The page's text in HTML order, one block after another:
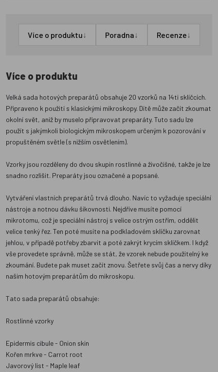
Více o produktu↓ Poradna↓ Recenze↓
Více o produktu
Velká sada hotových preparátů obsahuje 20 vzorků na 14ti sklíčcích.
Připraveno k použití s klasickými mikroskopy. Dítě může začít zkoumat
okolní svět, aniž by muselo připravovat preparáty. Tuto sadu lze
použít s jakýmkoli biologickým mikroskopem určeným k pozorování v
propuštěném světle (s nižším osvětlením).
Vzorky jsou rozděleny do dvou skupin rostlinné a živočišné, takže je lze
snadno rozlišit. Preparáty jsou označené a popsané.
Vytváření vlastních preparátů trvá dlouho. Navíc to vyžaduje speciální
nástroje a notnou dávku šikovnosti. Nejdříve musíte pomocí
mikrotomu, což je speciální nástroj s velice ostrým ostřím, oddělit
velice tenký řez. Ten poté musíte na podkladovém sklíčku zarovnat
jehlou, v případě potřeby zbarvit a poté zakrýt krycím sklíčkem. I když
vše provedete správně, může se stát, že vzorek nebude použitelný ke
zkoumání. Budete pak muset začít znovu. Šetřete svůj čas a nervy díky
našim hotovým preparátům do mikroskopu.
Tato sada preparátů obsahuje:
Rostlinné vzorky
Epidermis cibule - Onion skin
Kořen mrkve - Carrot root
Javorový list - Maple leaf